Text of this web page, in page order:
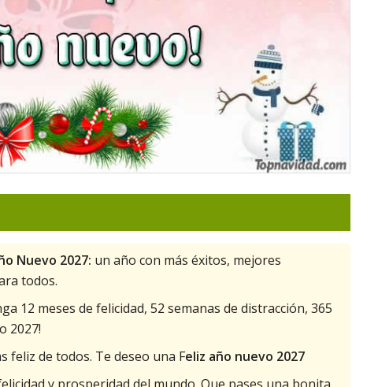
Nuevo 2027: un año con más éxitos, mejores
todos.
12 meses de felicidad, 52 semanas de distracción, 365
2027!
feliz de todos. Te deseo una Feliz año nuevo 2027